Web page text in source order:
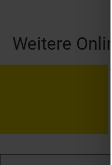
Weitere